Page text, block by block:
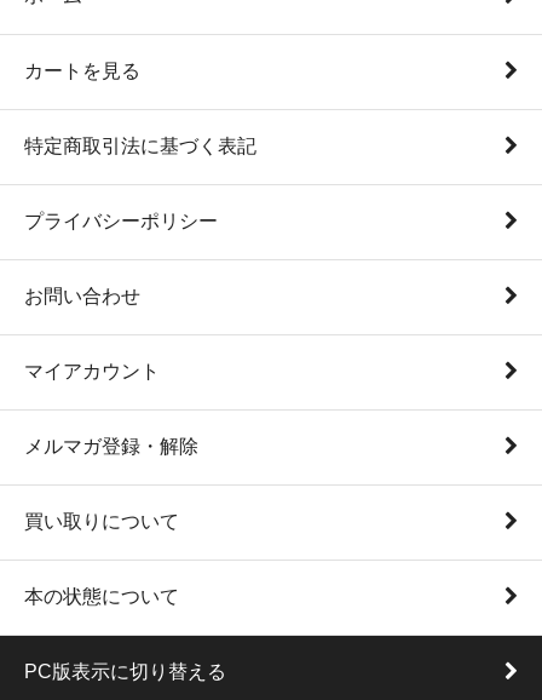
カートを見る
特定商取引法に基づく表記
プライバシーポリシー
お問い合わせ
マイアカウント
メルマガ登録・解除
買い取りについて
本の状態について
PC版表示に切り替える